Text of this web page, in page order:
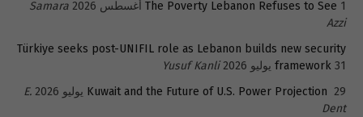
The Poverty Lebanon Refuses to See 1 أغسطس 2026
Samara
Azzi
Türkiye seeks post-UNIFIL role as Lebanon builds new security
framework 31 يوليو 2026
Yusuf Kanli
Kuwait and the Future of U.S. Power Projection 29 يوليو 2026
E.
Dent